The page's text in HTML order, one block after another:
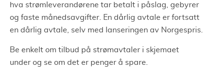
hva strømleverandørene tar betalt i påslag, gebyrer
og faste månedsavgifter. En dårlig avtale er fortsatt
en dårlig avtale, selv med lanseringen av Norgespris.
Be enkelt om tilbud på strømavtaler i skjemaet
under og se om det er penger å spare.